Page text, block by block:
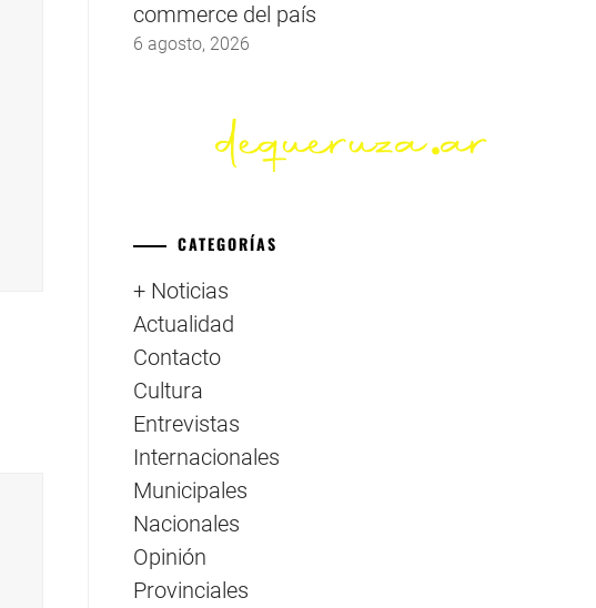
commerce del país
6 agosto, 2026
CATEGORÍAS
+ Noticias
Actualidad
Contacto
Cultura
Entrevistas
Internacionales
Municipales
Nacionales
Opinión
Provinciales